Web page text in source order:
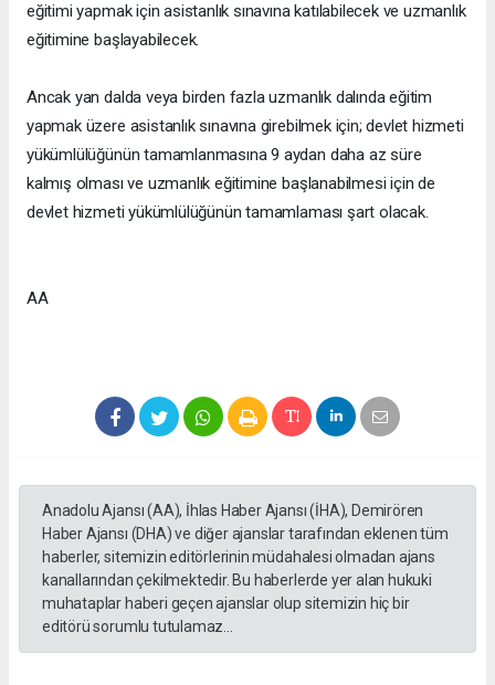
eğitimi yapmak için asistanlık sınavına katılabilecek ve uzmanlık
eğitimine başlayabilecek.
Ancak yan dalda veya birden fazla uzmanlık dalında eğitim
yapmak üzere asistanlık sınavına girebilmek için; devlet hizmeti
yükümlülüğünün tamamlanmasına 9 aydan daha az süre
kalmış olması ve uzmanlık eğitimine başlanabilmesi için de
devlet hizmeti yükümlülüğünün tamamlaması şart olacak.
AA
Anadolu Ajansı (AA), İhlas Haber Ajansı (İHA), Demirören
Haber Ajansı (DHA) ve diğer ajanslar tarafından eklenen tüm
haberler, sitemizin editörlerinin müdahalesi olmadan ajans
kanallarından çekilmektedir. Bu haberlerde yer alan hukuki
muhataplar haberi geçen ajanslar olup sitemizin hiç bir
editörü sorumlu tutulamaz...